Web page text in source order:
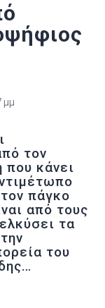
μμ
τον
κάνει
πάγκο
από τους
τα
του